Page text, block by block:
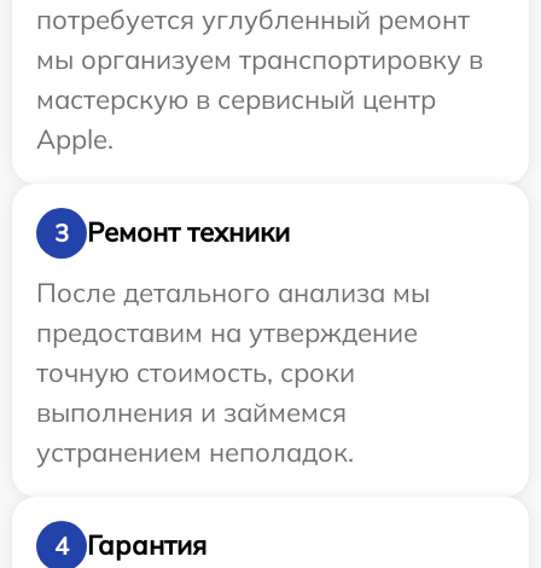
потребуется углубленный ремонт
мы организуем транспортировку в
мастерскую в сервисный центр
Apple.
3
Ремонт техники
После детального анализа мы
предоставим на утверждение
точную стоимость, сроки
выполнения и займемся
устранением неполадок.
4
Гарантия